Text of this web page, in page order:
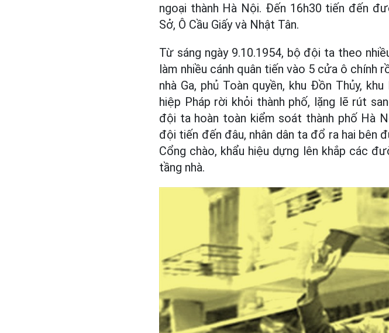
ngoại thành Hà Nội. Đến 16h30 tiến đến
Sở, Ô Cầu Giấy và Nhật Tân.
Từ sáng ngày 9.10.1954, bộ đội ta theo
làm nhiều cánh quân tiến vào 5 cửa ô
nhà Ga, phủ Toàn quyền, khu Đồn Thủy,
hiệp Pháp rời khỏi thành phố, lặng lẽ rút
đội ta hoàn toàn kiểm soát thành phố Hà
đội tiến đến đâu, nhân dân ta đổ ra hai bên
Cổng chào, khẩu hiệu dựng lên khắp các
tầng nhà.